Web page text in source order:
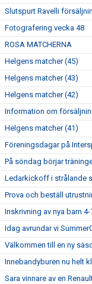
Slutspurt Ravelli
Fotografering vecka 48
ROSA MATCHERNA
Helgens matcher (45)
Helgens matcher (43)
Helgens matcher (42)
Information om
Helgens matcher (41)
Föreningsdagar på
På söndag börjar
Ledarkickoff i strålande
Prova och beställ
Inskrivning av nya barn 4-
Idag avrundar vi
Välkommen till en ny
Innebandyburen nu helt
Sara vinnare av en